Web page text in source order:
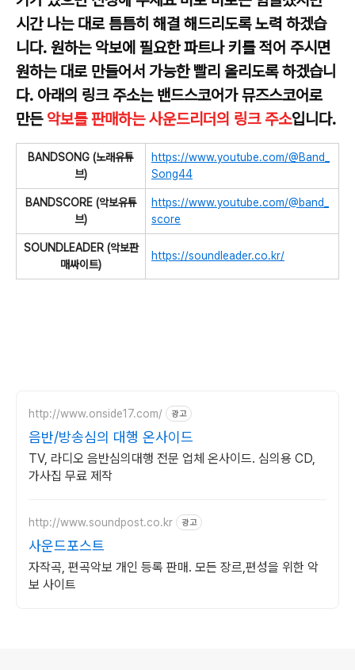
시간 나는 대로 틈틈히 해결 해드리도록 노력 하겠습
니다. 원하는 악보에 필요한 파트나 키를 적어 주시면
원하는 대로 만들어서 가능한 빨리 올리도록 하겠습니
다. 아래의 링크 주소는 밴드스코어가 뮤즈스코어로
만든 악보를 판매하는 사운드리더의 링크 주소입니다.
BANDSONG (노래유튜
브)
https://www.youtube.com/@Band_
Song44
BANDSCORE (악보유튜
브)
https://www.youtube.com/@band_
score
SOUNDLEADER (악보판
매싸이트)
https://soundleader.co.kr/
http://www.onside17.com/ 광고
음반/방송심의 대행 온사이드
TV, 라디오 음반심의대행 전문 업체 온사이드. 심의용 CD,
가사집 무료 제작
http://www.soundpost.co.kr 광고
사운드포스트
자작곡, 편곡악보 개인 등록 판매. 모든 장르,편성을 위한 악
보 사이트